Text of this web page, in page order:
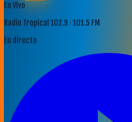
En Vivo
Radio Tropical 102.9 · 101.5 FM
En directo